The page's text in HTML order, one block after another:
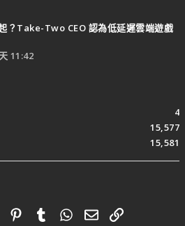
？Take-Two CEO 認為低延遲雲端遊戲
11:42
4
15,577
15,581
PinterestTumblrWhatsApp
電子郵件
連結